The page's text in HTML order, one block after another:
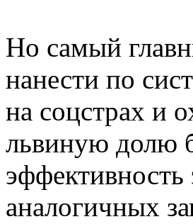
Но самый
нанести по
на соцстрах и
львиную долю
аналогичных